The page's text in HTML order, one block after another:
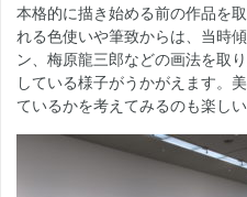
本格的に描き始める前の作品を
れる色使いや筆致からは、当時
ン、梅原龍三郎などの画法を取
している様子がうかがえます。
ているかを考えてみるのも楽し